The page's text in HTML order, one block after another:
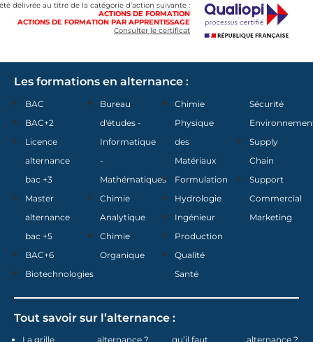
délivrée au titre de la catégorie d’action suivante :
ACTIONS DE FORMATION
ACTIONS DE FORMATION PAR APPRENTISSAGE
Consulter le certificat
Les formations en alternance :
BAC
BAC+2
Licence
alternance
bac +3
Master
alternance
bac +5
BAC+6
Biotechnologies
Bureau
d'études -
Informatique
-
Mathématiques
Chimie
Analytique
Chimie
Organique
Chimie
Physique
des
Matériaux
Formulation
Hydrologie
Ingénieur
Production
Qualité
Santé
Sécurité
Supply
Chain
Support
Commercial
Marketing
Tout savoir sur l’alternance :
La grille
alternance ?
qu’il faut
alternance ?